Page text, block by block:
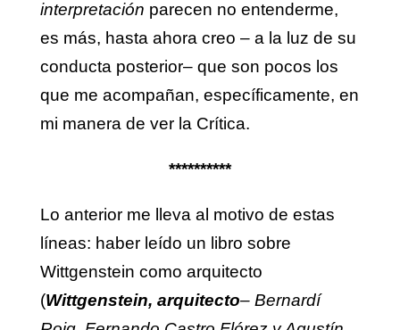
interpretación parecen no entenderme,
es más, hasta ahora creo – a la luz de su
conducta posterior– que son pocos los
que me acompañan, específicamente, en
mi manera de ver la Crítica.
**********
Lo anterior me lleva al motivo de estas
líneas: haber leído un libro sobre
Wittgenstein como arquitecto
(Wittgenstein, arquitecto– Bernardí